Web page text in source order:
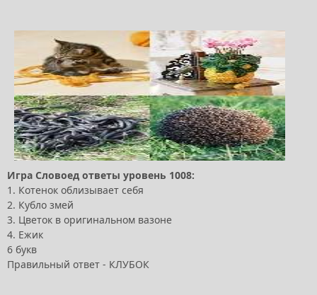
Игра Словоед ответы уровень 1008:
1. Котенок облизывает себя
2. Кубло змей
3. Цветок в оригинальном вазоне
4. Ежик
6 букв
Правильный ответ - КЛУБОК